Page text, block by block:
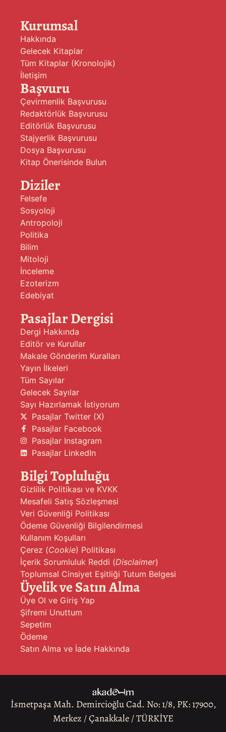
Kurumsal
Hakkında
Gelecek Kitaplar
Tüm Kitaplar (Kronolojik)
İletişim
Başvuru
Çevirmenlik Başvurusu
Redaktörlük Başvurusu
Editörlük Başvurusu
Stajyerlik Başvurusu
Dosya Başvurusu
Kitap Önerisinde Bulun
Diziler
Felsefe
Sosyoloji
Antropoloji
Politika
Bilim
Mitoloji
İnceleme
Ezoterizm
Edebiyat
Pasajlar Dergisi
Dergi Hakkında
Editör ve Kurullar
Makale Gönderim Kuralları
Yayın İlkeleri
Tüm Sayılar
Gelecek Sayılar
Sayı Hazırlamak İstiyorum
Pasajlar Twitter (X)
Pasajlar Facebook
Pasajlar Instagram
Pasajlar LinkedIn
Bilgi Topluluğu
Gizlilik Politikası ve KVKK
Mesafeli Satış Sözleşmesi
Veri Güvenliği Politikası
Ödeme Güvenliği Bilgilendirmesi
Kullanım Koşulları
Çerez (Cookie) Politikası
İçerik Sorumluluk Reddi (Disclaimer)
Toplumsal Cinsiyet Eşitliği Tutum Belgesi
Üyelik ve Satın Alma
Üye Ol ve Giriş Yap
Şifremi Unuttum
Sepetim
Ödeme
Satın Alma ve İade Hakkında
İsmetpaşa Mah. Demircioğlu Cad. No: 1/8, PK: 17900,
Merkez / Çanakkale / TÜRKİYE